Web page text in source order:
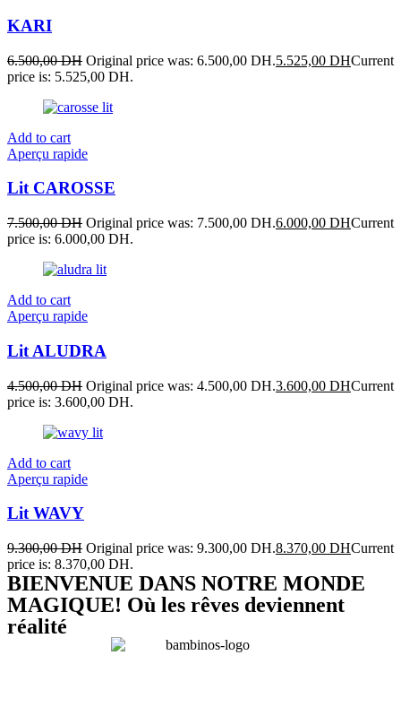
KARI
6.500,00DH Original price was: 6.500,00 DH.5.525,00 DHCurrent
price is: 5.525,00 DH.
Add to cart
Aperçu rapide
Lit CAROSSE
7.500,00DH Original price was: 7.500,00 DH.6.000,00 DHCurrent
price is: 6.000,00 DH.
Add to cart
Aperçu rapide
Lit ALUDRA
4.500,00DH Original price was: 4.500,00 DH.3.600,00 DHCurrent
price is: 3.600,00 DH.
Add to cart
Aperçu rapide
Lit WAVY
9.300,00DH Original price was: 9.300,00 DH.8.370,00 DHCurrent
price is: 8.370,00 DH.
BIENVENUE DANS NOTRE MONDE
MAGIQUE! Où les rêves deviennent
réalité